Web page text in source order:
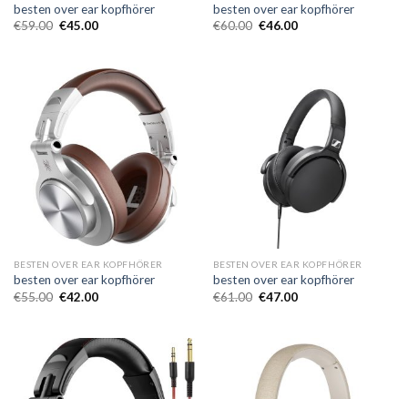
besten over ear kopfhörer
€59.00 €45.00
besten over ear kopfhörer
€60.00 €46.00
BESTEN OVER EAR KOPFHÖRER
besten over ear kopfhörer
€55.00 €42.00
BESTEN OVER EAR KOPFHÖRER
besten over ear kopfhörer
€61.00 €47.00